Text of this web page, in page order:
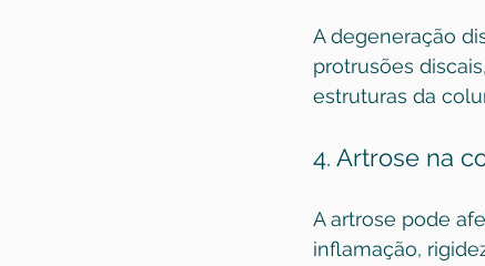
A degeneração
protrusões
estruturas da
4. Artrose na
A artrose pode
inflamação,